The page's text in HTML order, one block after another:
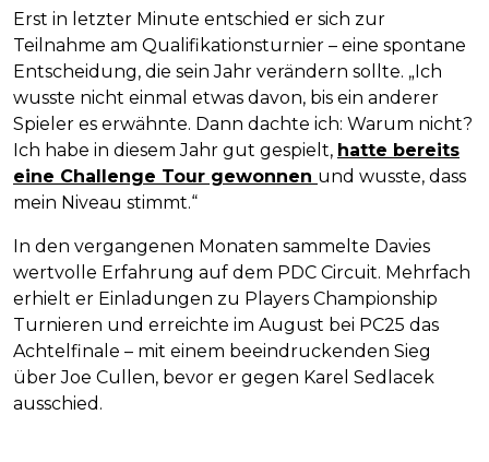
Erst in letzter Minute entschied er sich zur
Teilnahme am Qualifikationsturnier – eine spontane
Entscheidung, die sein Jahr verändern sollte. „Ich
wusste nicht einmal etwas davon, bis ein anderer
Spieler es erwähnte. Dann dachte ich: Warum nicht?
Ich habe in diesem Jahr gut gespielt, hatte bereits
eine Challenge Tour gewonnen und wusste, dass
mein Niveau stimmt.“
In den vergangenen Monaten sammelte Davies
wertvolle Erfahrung auf dem PDC Circuit. Mehrfach
erhielt er Einladungen zu Players Championship
Turnieren und erreichte im August bei PC25 das
Achtelfinale – mit einem beeindruckenden Sieg
über Joe Cullen, bevor er gegen Karel Sedlacek
ausschied.